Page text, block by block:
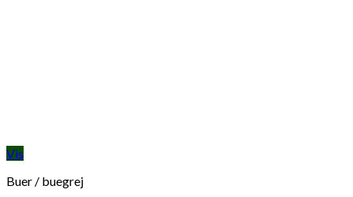
Vis
Buer / buegrej